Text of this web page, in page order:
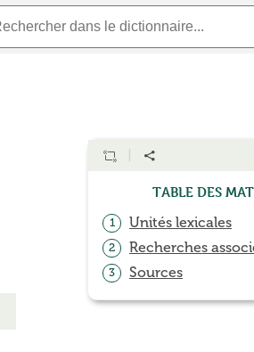
Table des
1 Unités lexicales
2 Recherches
3 Sources